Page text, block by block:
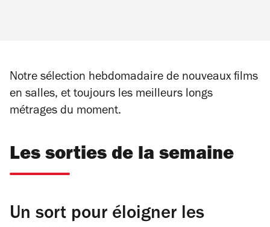
Notre sélection hebdomadaire de nouveaux films
en salles, et toujours les meilleurs longs
métrages du moment.
Les sorties de la semaine
Un sort pour éloigner les